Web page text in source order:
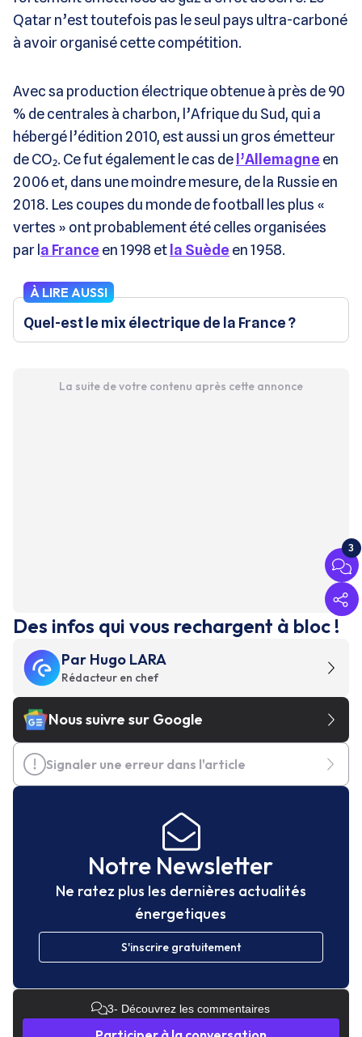
Qatar n’est toutefois pas le seul pays ultra-carboné
à avoir organisé cette compétition.
Avec sa production électrique obtenue à près de 90
% de centrales à charbon, l’Afrique du Sud, qui a
hébergé l’édition 2010, est aussi un gros émetteur
de CO₂. Ce fut également le cas de l’Allemagne en
2006 et, dans une moindre mesure, de la Russie en
2018. Les coupes du monde de football les plus «
vertes » ont probablement été celles organisées
par l a France en 1998 et la Suède en 1958.
À LIRE AUSSI
Quel-est le mix électrique de la France ?
La suite de votre contenu après cette annonce
3
Des infos qui vous rechargent à bloc !
Par Hugo LARA
Rédacteur en chef
Nous suivre sur Google
Signaler une erreur dans l'article
Notre Newsletter
Ne ratez plus les dernières actualités
énergetiques
S'inscrire gratuitement
3- Découvrez les commentaires